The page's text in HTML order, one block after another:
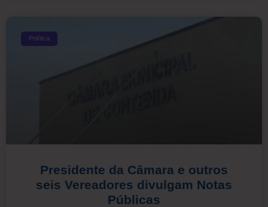
Política
Presidente da Câmara e outros
seis Vereadores divulgam Notas
Públicas